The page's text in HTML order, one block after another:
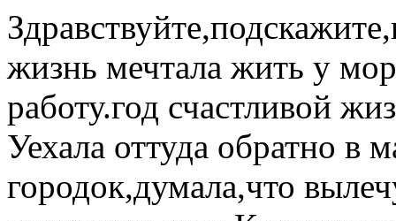
жизнь мечтала жить у
работу.год счастливой
Уехала оттуда обратно в
городок,думала,что